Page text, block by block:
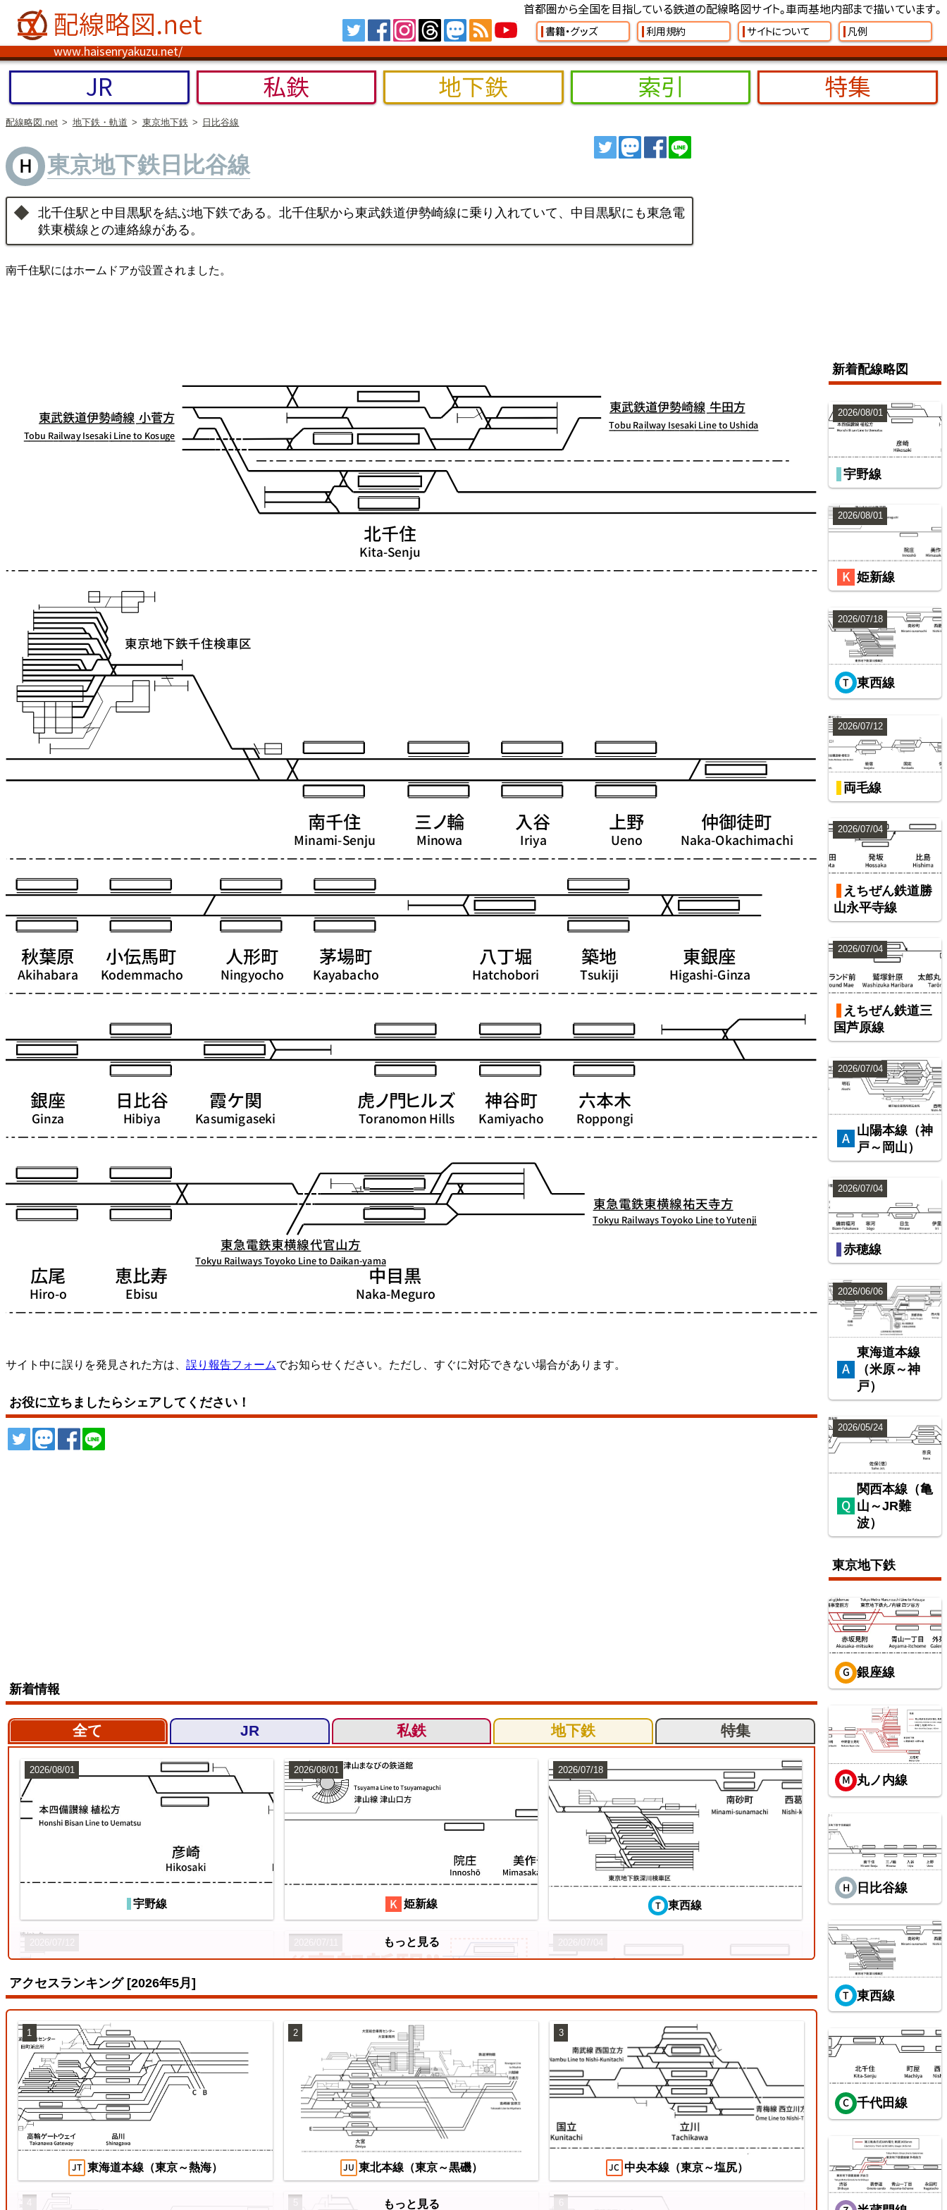
首都圏から全国を目指している鉄道の配線略図サイト。車両基地内部まで描いています。
書籍・グッズ 利用規約 サイトについて 凡例
www.haisenryakuzu.net/
Tw FB IG TH MS RSS
JR 私鉄 地下鉄 索引 特集
配線略図.net 地下鉄・軌道 東京地下鉄 日比谷線
ツイートトゥート
シェア
東京地下鉄日比谷線
北千住駅と中目黒駅を結ぶ地下鉄である。北千住駅から東武鉄道伊勢崎線に乗り入れていて、中目黒駅にも東急電
鉄東横線との連絡線がある。
南千住駅にはホームドアが設置されました。
サイト中に誤りを発見された方は、 誤り報告フォームでお知らせください。ただし、すぐに対応できない場合があります。
お役に立ちましたらシェアしてください！
ツイートトゥート
シェア
新着情報
全て JR 私鉄 地下鉄 特集
宇野線
2026/08/01
姫新線
2026/08/01
東西線
2026/07/18
両毛線
【待望の複線化】成田空港機能強化で京成成田
スカイアクセス・JRの配線はどう変わる？
えちぜん鉄道勝山永平寺線
2026/07/04 2026/07/04
もっと見る
アクセスランキング [2026年5月]
東海道本線（東京～熱海）
1
東北本線（東京～黒磯）
2
中央本線（東京～塩尻）
3
もっと見る
新着配線略図
宇野線
2026/08/01
姫新線
2026/08/01
東西線
2026/07/18
両毛線
2026/07/12
えちぜん鉄道勝
山永平寺線
2026/07/04
えちぜん鉄道三
国芦原線
2026/07/04
山陽本線（神
戸～岡山）
2026/07/04
赤穂線
2026/07/04
東海道本線
（米原～神
戸）
2026/06/06
関西本線（亀
山～JR難
波）
2026/05/24
東京地下鉄
銀座線
丸ノ内線
日比谷線
東西線
千代田線